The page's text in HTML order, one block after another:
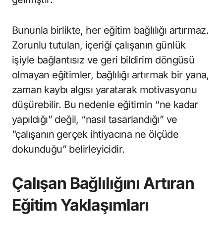
Bununla birlikte, her eğitim bağlılığı artırmaz.
Zorunlu tutulan, içeriği çalışanın günlük
işiyle bağlantısız ve geri bildirim döngüsü
olmayan eğitimler, bağlılığı artırmak bir yana,
zaman kaybı algısı yaratarak motivasyonu
düşürebilir. Bu nedenle eğitimin “ne kadar
yapıldığı” değil, “nasıl tasarlandığı” ve
“çalışanın gerçek ihtiyacına ne ölçüde
dokunduğu” belirleyicidir.
Çalışan Bağlılığını Artıran
Eğitim Yaklaşımları